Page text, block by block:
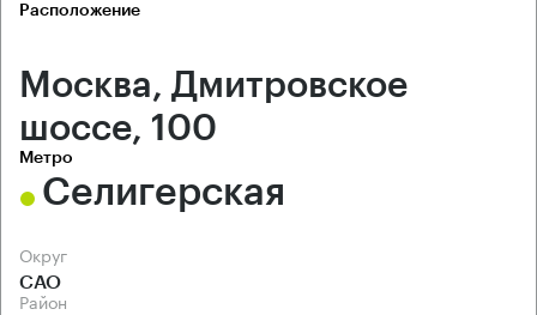
Расположение
Москва, Дмитровское
шоссе, 100
Метро
Селигерская
Округ
САО
Район